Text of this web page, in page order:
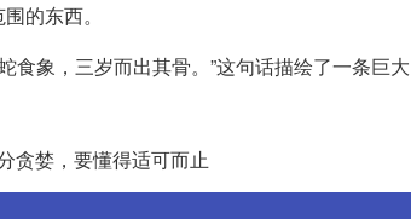
的东西。
食象，三岁而出其骨。”这句话描绘了一条巨
贪婪，要懂得适可而止